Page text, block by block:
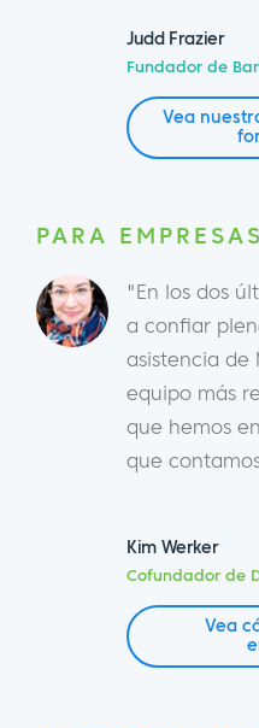
Judd Frazier
Fundador de
Vea
PARA
"En los dos
a confiar
asistencia de
equipo más
que hemos
que
Kim Werker
Cofundador de
Vea